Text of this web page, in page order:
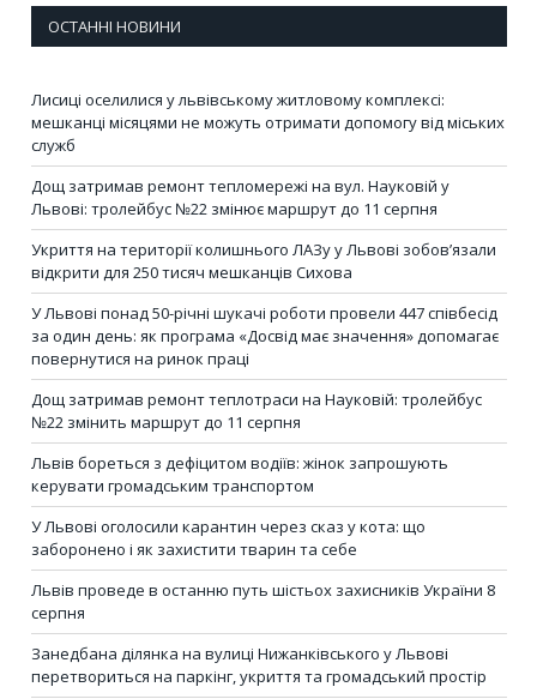
ОСТАННІ НОВИНИ
Лисиці оселилися у львівському житловому комплексі:
мешканці місяцями не можуть отримати допомогу від міських
служб
Дощ затримав ремонт тепломережі на вул. Науковій у
Львові: тролейбус №22 змінює маршрут до 11 серпня
Укриття на території колишнього ЛАЗу у Львові зобов’язали
відкрити для 250 тисяч мешканців Сихова
У Львові понад 50-річні шукачі роботи провели 447 співбесід
за один день: як програма «Досвід має значення» допомагає
повернутися на ринок праці
Дощ затримав ремонт теплотраси на Науковій: тролейбус
№22 змінить маршрут до 11 серпня
Львів бореться з дефіцитом водіїв: жінок запрошують
керувати громадським транспортом
У Львові оголосили карантин через сказ у кота: що
заборонено і як захистити тварин та себе
Львів проведе в останню путь шістьох захисників України 8
серпня
Занедбана ділянка на вулиці Нижанківського у Львові
перетвориться на паркінг, укриття та громадський простір